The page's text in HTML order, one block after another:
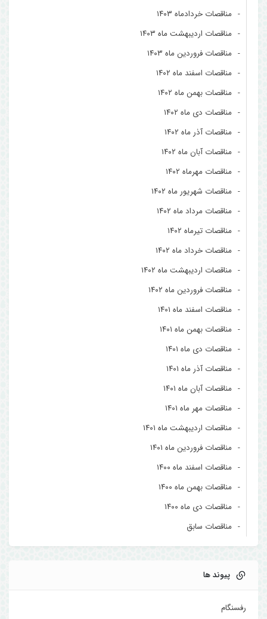
مناقصات خردادماه ۱۴۰۳
مناقصات اردیبهشت ماه ۱۴۰۳
مناقصات فروردین ماه ۱۴۰۳
مناقصات اسفند ماه ۱۴۰۲
مناقصات بهمن ماه ۱۴۰۲
مناقصات دی ماه ۱۴۰۲
مناقصات آذر ماه ۱۴۰۲
مناقصات آبان ماه ۱۴۰۲
مناقصات مهرماه ۱۴۰۲
مناقصات شهریور ماه ۱۴۰۲
مناقصات مرداد ماه ۱۴۰۲
مناقصات تیرماه ۱۴۰۲
مناقصات خرداد ماه ۱۴۰۲
مناقصات اردیبهشت ماه ۱۴۰۲
مناقصات فروردین ماه ۱۴۰۲
مناقصات اسفند ماه ۱۴۰۱
مناقصات بهمن ماه ۱۴۰۱
مناقصات دی ماه ۱۴۰۱
مناقصات آذر ماه ۱۴۰۱
مناقصات آبان ماه ۱۴۰۱
مناقصات مهر ماه ۱۴۰۱
مناقصات اردیبهشت ماه ۱۴۰۱
مناقصات فروردین ماه ۱۴۰۱
مناقصات اسفند ماه ۱۴۰۰
مناقصات بهمن ماه ۱۴۰۰
مناقصات دی ماه ۱۴۰۰
مناقصات سابق
پیوند ها
رفسنگام